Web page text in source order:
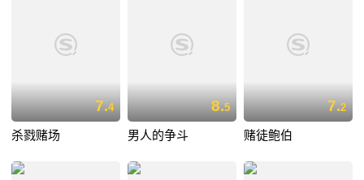
7.4
杀戮赌场
8.5
男人的争斗
7.2
赌徒鲍伯